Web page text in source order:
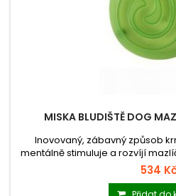
MISKA BLUDIŠTĚ DOG
Inovovaný, zábavný způsob
mentálně stimuluje a rozvíjí
problémům spojeným s
534